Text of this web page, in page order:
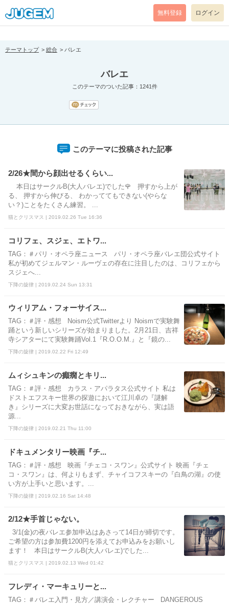
[pear_error: message="Success" code=0 mode=return level=notice
prefix="" info=""]
無料登録 ログイン
テーマトップ 総合 バレエ
バレエ
このテーマのついた記事：1241件
このテーマに投稿された記事
2/26★間から顔出せるくらい...
本日はサークルB(大人バレエ)でした🌹 押すから上が
る、 押すから伸びる、 わかっててもできない(やらな
い？)ことをたくさん練習。 ...
猫とクリスマス | 2019.02.26 Tue 16:36
コリフェ、スジェ、エトワ...
TAG：＃パリ・オペラ座ニュース パリ・オペラ座バレエ団公式サイト
私が初めてジェルマン・ルーヴェの存在に注目したのは、コリフェから
スジェへ...
下降の旋律 | 2019.02.24 Sun 13:31
ウィリアム・フォーサイス...
TAG：＃評・感想 Noism公式Twitterより Noismで実験舞
踊という新しいシリーズが始まりました。2月21日、吉祥
寺シアターにて実験舞踊Vol.1『R.O.O.M.』と『鏡の...
下降の旋律 | 2019.02.22 Fri 12:49
ムィシュキンの癲癇とキリ...
TAG：＃評・感想 カラス・アパラタス公式サイト 私は
ドストエフスキー世界の探遊において江川卓の『謎解
き』シリーズに大変お世話になっておきながら、実は語
源...
下降の旋律 | 2019.02.21 Thu 11:00
ドキュメンタリー映画『チ...
TAG：＃評・感想 映画『チェコ・スワン』公式サイト 映画『チェ
コ・スワン』は、何よりもまず、チャイコフスキーの『白鳥の湖』の使
い方が上手いと思います。...
下降の旋律 | 2019.02.16 Sat 14:48
2/12★手首じゃない。
3/1(金)の夜バレエ参加申込はあさって14日が締切です。
ご希望の方は参加費1200円を添えてお申込みをお願いし
ます！ 本日はサークルB(大人バレエ)でした...
猫とクリスマス | 2019.02.13 Wed 01:42
フレディ・マーキュリーと...
TAG：＃バレエ入門・見方／講演会・レクチャー DANGEROUS